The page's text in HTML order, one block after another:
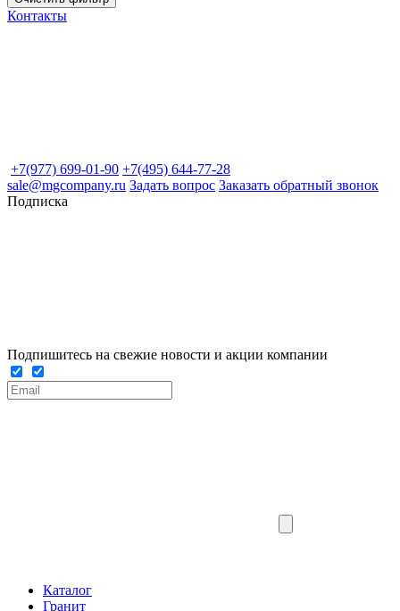
Контакты
+7(977) 699-01-90 +7(495) 644-77-28
sale@mgcompany.ru Задать вопрос Заказать обратный звонок
Подписка
Подпишитесь на свежие новости и акции компании
Каталог
Гранит